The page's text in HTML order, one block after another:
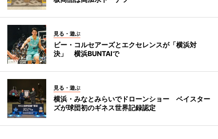
見る・遊ぶ
ビー・コルセアーズとエクセレンスが「横浜対
決」 横浜BUNTAIで
見る・遊ぶ
横浜・みなとみらいでドローンショー ベイスター
ズが球団初のギネス世界記録認定